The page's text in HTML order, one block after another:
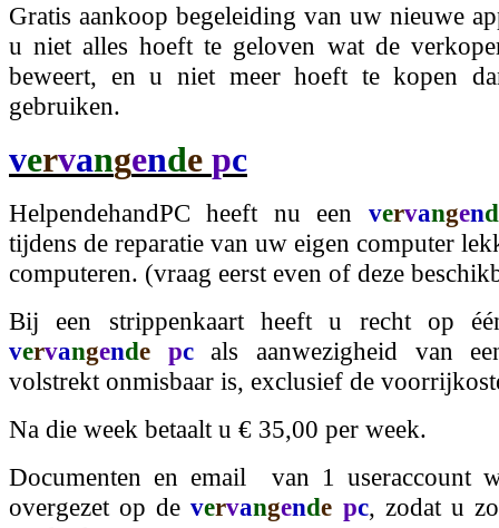
Gratis aankoop begeleiding van uw nieuwe
u niet alles hoeft te geloven wat de
beweert, en u niet meer hoeft te kopen
gebruiken.
vervangende pc
HelpendehandPC heeft nu een vervangend
tijdens de reparatie van uw eigen computer
computeren. (vraag eerst even of deze
Bij een strippenkaart heeft u recht op
vervangende pcals aanwezigheid van
volstrekt onmisbaar is, exclusief de
Na die week betaalt u € 35,00 per week.
Documenten en email van 1 useraccount
overgezet op devervangende pc, zodat u